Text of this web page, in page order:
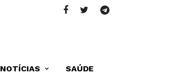
NOTÍCIAS SAÚDE